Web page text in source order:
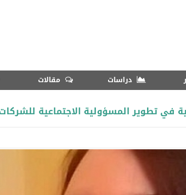
دراسات مقالات
في تطوير المسؤولية الاجتماعية للشركات